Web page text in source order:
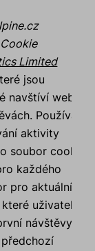
Cookie
Limited
jsou
web, a
Používá se
aktivity
soubor cookie
každého
pro aktuální
uživatel na
návštěvy